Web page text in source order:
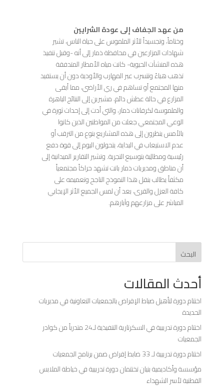
من عهد الجفاف إلى عودة الشرايين
وختاماً، وتجسيداً للأثر الملموس على حياة الناس، تشير
شهادات المزارعين في محافظة ذمار إلى أنه -وقبل تنفيذ
هذه المنشآت الحيوية- كانت مياه الأمطار المتدفقة
تذهب هباءً وتتسرب عبر المهارب والأودية دون أن يستفيد
منها المجتمع أو تساهم في ري الأراضي، مما أبقى
المزارع في حالة عطش دائم، مشيرين إلى النتائج الباهرة
والملموسة لكرفانات ذمار، والتي أدت إلى إحداث ثورة في
الوعي المجتمعي جعلت من المواطنين الذين كانوا
بالأمس ينظرون إلى هذه المشاريع بنوع من الترقب أو
عدم الاستيعاب في البداية، يتحولون اليوم إلى قوة دفع
رئيسية ومطالِبة بتوسيع التجربة. وتشير التقارير الميدانية إلى
أن مناطق ومديريات ذمار باتت تشهد حراكاً مجتمعياً
مكثفاً يطالب بنقل هذا النموذج الناجح وتعميمه على
كافة العزل والقرى، بعد أن لمس الجميع الأثر الإيجابي
المباشر على مزارعهم وآبارهم.
البحث
أحدث المقالات
اختتام دورة لتأهيل ضباط الإقراض بالجمعيات التعاونية في مديريات
الحديدة
اختتام دورة تدريبية في السكرتارية التنفيذية لـ24 متدرباً من كوادر
الجمعيات
اختتام دورة تدريبية لـ 33 ضابط إقراض ضمن برنامج الجمعيات
مؤسسة وأكاديمية بنيان تختتمان دورة تدريبية في خياطة الملابس
القطنية لأسر الشهداء